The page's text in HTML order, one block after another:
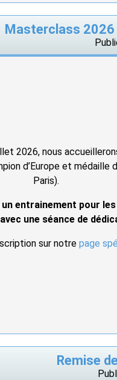
Masterclass 2026
2026, nous
d’Europe et médaille
Paris).
un entrainement pour
une séance de
sur notre page
Remise